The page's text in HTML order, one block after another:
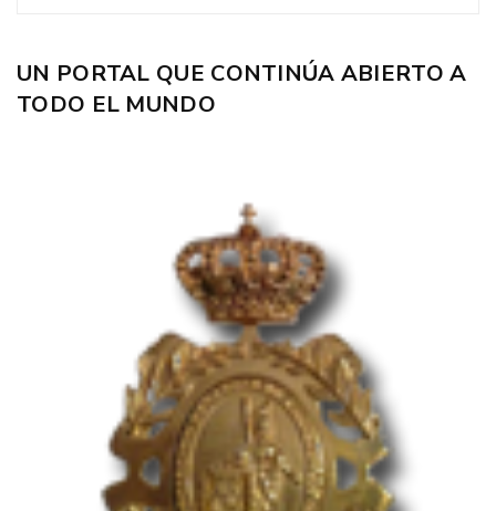
UN PORTAL QUE CONTINÚA ABIERTO A
TODO EL MUNDO